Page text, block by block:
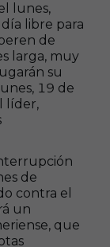
lunes,
libre para
de
larga, muy
su
19 de
líder,
de
contra el
un
que